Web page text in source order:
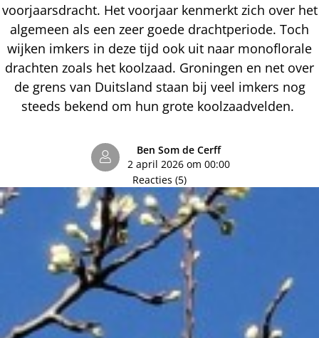
voorjaarsdracht. Het voorjaar kenmerkt zich over het
algemeen als een zeer goede drachtperiode. Toch
wijken imkers in deze tijd ook uit naar monoflorale
drachten zoals het koolzaad. Groningen en net over
de grens van Duitsland staan bij veel imkers nog
steeds bekend om hun grote koolzaadvelden.
Ben Som de Cerff
2 april 2026 om 00:00
Reacties (5)